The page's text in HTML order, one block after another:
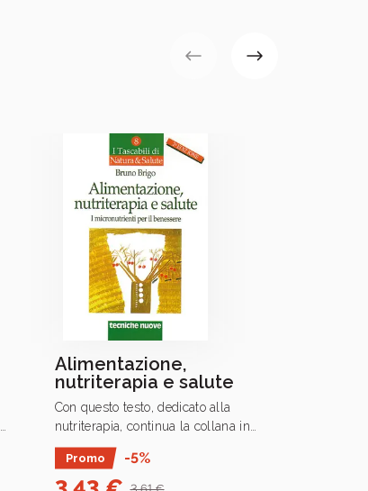
Alimentazione,
nutriterapia e salute
Con questo testo, dedicato alla
nutriterapia, continua la collana in
edizione economica che risponde
all’esigenza di conoscere le numerose
forme della medicina.
Promo -5%
3,61 €